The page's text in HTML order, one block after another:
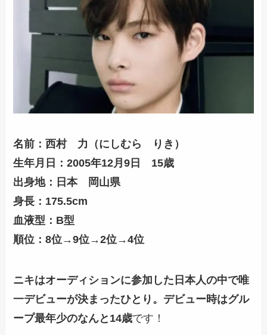
名前：西村 力（にしむら りき）
生年月日：2005年12月9日 15歳
出身地：日本 岡山県
身長：175.5cm
血液型：B型
順位：8位→9位→2位→4位
ニキはオーディションに参加した日本人の中で唯
一デビューが決まったひとり。デビュー時はグル
ープ最年少のなんと14歳です！